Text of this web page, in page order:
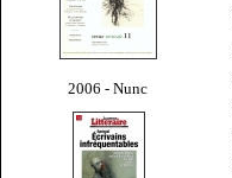
2006 - Nunc